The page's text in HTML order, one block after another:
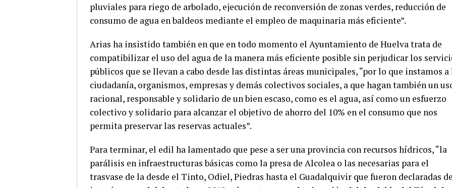
pluviales para riego de arbolado, ejecución de reconversión de zonas verdes, reducción de
consumo de agua en baldeos mediante el empleo de maquinaria más eficiente”.
Arias ha insistido también en que en todo momento el Ayuntamiento de Huelva trata de
compatibilizar el uso del agua de la manera más eficiente posible sin perjudicar los
públicos que se llevan a cabo desde las distintas áreas municipales, “por lo que instamos a
ciudadanía, organismos, empresas y demás colectivos sociales, a que hagan también un
racional, responsable y solidario de un bien escaso, como es el agua, así como un esfuerzo
colectivo y solidario para alcanzar el objetivo de ahorro del 10% en el consumo que nos
permita preservar las reservas actuales”.
Para terminar, el edil ha lamentado que pese a ser una provincia con recursos hídricos, “la
parálisis en infraestructuras básicas como la presa de Alcolea o las necesarias para el
trasvase de la desde el Tinto, Odiel, Piedras hasta el Guadalquivir que fueron declaradas de